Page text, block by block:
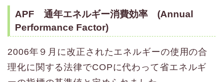
APF 通年エネルギー消費効率 (Annual
Performance Factor)
2006年９月に改正されたエネルギーの使用の合
理化に関する法律でCOPに代わって省エネルギ